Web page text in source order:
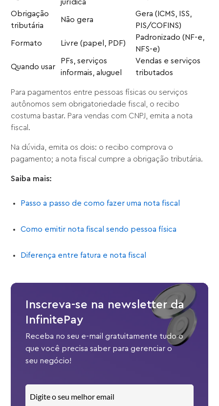
jurídica
Obrigação
tributária
Não gera
Gera (ICMS, ISS,
PIS/COFINS)
Formato Livre (papel, PDF)
Padronizado (NF-e,
NFS-e)
Quando usar
PFs, serviços
informais, aluguel
Vendas e serviços
tributados
Para pagamentos entre pessoas físicas ou serviços
autônomos sem obrigatoriedade fiscal, o recibo
costuma bastar. Para vendas com CNPJ, emita a nota
fiscal.
Na dúvida, emita os dois: o recibo comprova o
pagamento; a nota fiscal cumpre a obrigação tributária.
Saiba mais:
Passo a passo de como fazer uma nota fiscal
Como emitir nota fiscal sendo pessoa física
Diferença entre fatura e nota fiscal
Inscreva-se na newsletter da
InfinitePay
Receba no seu e-mail gratuitamente tudo o
que você precisa saber para gerenciar o
seu negócio!